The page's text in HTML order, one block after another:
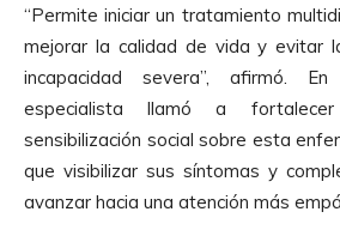
“Permite iniciar un tratamiento
mejorar la calidad de vida y evitar
incapacidad severa”, afirmó.
especialista llamó a
sensibilización social sobre esta
que visibilizar sus síntomas y
avanzar hacia una atención más